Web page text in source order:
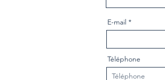
E-mail
Téléphone